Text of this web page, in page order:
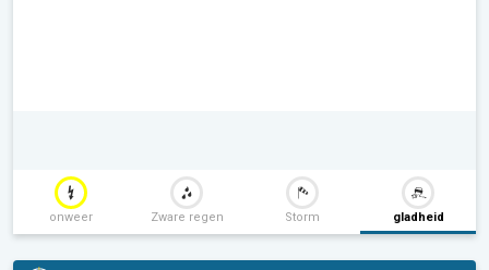
onweer Zware regen Storm gladheid